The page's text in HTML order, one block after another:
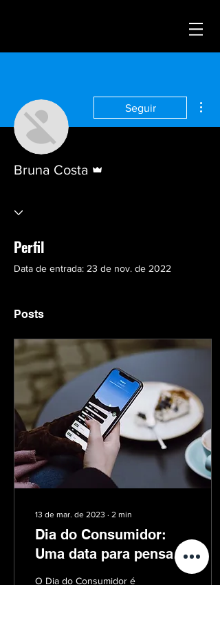
Seguir
Bruna Costa
Perfil
Data de entrada: 23 de nov. de 2022
Posts
13 de mar. de 2023 ∙ 2 min
Dia do Consumidor:
Uma data para pensar
sobre seus clientes
O Dia do Consumidor é